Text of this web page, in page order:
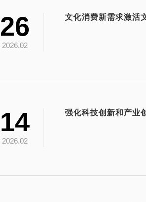
26
2026.02
文化消费新需求激活
14
2026.02